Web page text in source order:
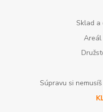
Sklad a
Areál
Súpravu si